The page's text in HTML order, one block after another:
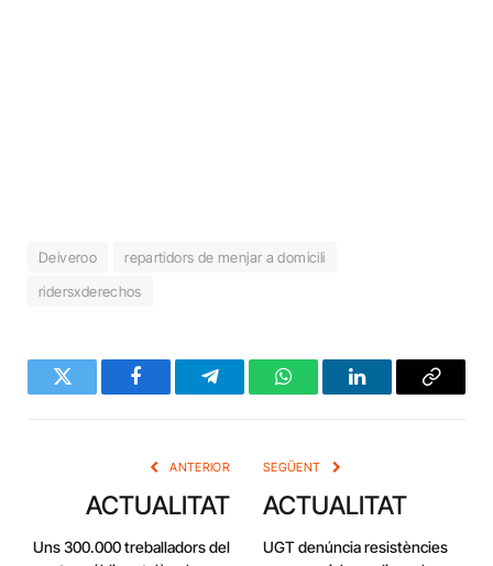
Deiveroo
repartidors de menjar a domicili
ridersxderechos
Twitter FacebookTelegramWhatsAppLinkedInCopy
ANTERIOR
ACTUALITAT
Uns 300.000 treballadors del
SEGÜENT
ACTUALITAT
UGT denúncia resistències